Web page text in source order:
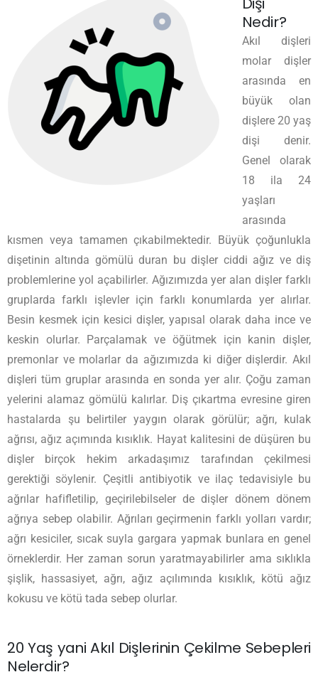
Nedir?
Akıl dişleri
molar dişler
arasında en
büyük olan
dişlere 20 yaş
dişi denir.
Genel olarak
18 ila 24
yaşları
arasında
kısmen veya tamamen çıkabilmektedir. Büyük çoğunlukla
dişetinin altında gömülü duran bu dişler ciddi ağız ve diş
problemlerine yol açabilirler. Ağızımızda yer alan dişler farklı
gruplarda farklı işlevler için farklı konumlarda yer alırlar.
Besin kesmek için kesici dişler, yapısal olarak daha ince ve
keskin olurlar. Parçalamak ve öğütmek için kanin dişler,
premonlar ve molarlar da ağızımızda ki diğer dişlerdir. Akıl
dişleri tüm gruplar arasında en sonda yer alır. Çoğu zaman
yelerini alamaz gömülü kalırlar. Diş çıkartma evresine giren
hastalarda şu belirtiler yaygın olarak görülür; ağrı, kulak
ağrısı, ağız açımında kısıklık. Hayat kalitesini de düşüren bu
dişler birçok hekim arkadaşımız tarafından çekilmesi
gerektiği söylenir. Çeşitli antibiyotik ve ilaç tedavisiyle bu
ağrılar hafifletilip, geçirilebilseler de dişler dönem dönem
ağrıya sebep olabilir. Ağrıları geçirmenin farklı yolları vardır;
ağrı kesiciler, sıcak suyla gargara yapmak bunlara en genel
örneklerdir. Her zaman sorun yaratmayabilirler ama sıklıkla
şişlik, hassasiyet, ağrı, ağız açılımında kısıklık, kötü ağız
kokusu ve kötü tada sebep olurlar.
20 Yaş yani Akıl Dişlerinin Çekilme Sebepleri
Nelerdir?